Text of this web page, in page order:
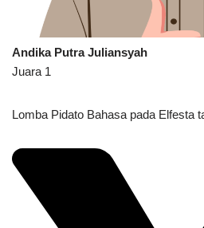
Andika Putra Juliansyah
Juara 1
Lomba Pidato Bahasa pada Elfesta